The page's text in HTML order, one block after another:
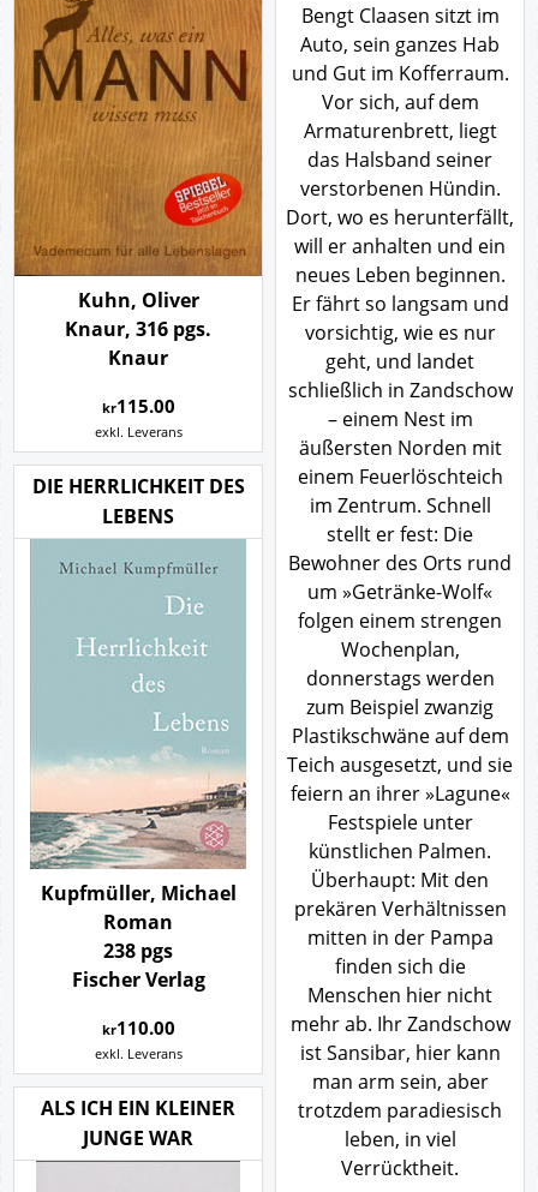
Bengt Claasen sitzt im
Auto, sein ganzes Hab
und Gut im Kofferraum.
Vor sich, auf dem
Armaturenbrett, liegt
das Halsband seiner
verstorbenen Hündin.
Dort, wo es herunterfällt,
will er anhalten und ein
neues Leben beginnen.
Er fährt so langsam und
vorsichtig, wie es nur
geht, und landet
schließlich in Zandschow
– einem Nest im
äußersten Norden mit
einem Feuerlöschteich
im Zentrum. Schnell
stellt er fest: Die
Bewohner des Orts rund
um »Getränke-Wolf«
folgen einem strengen
Wochenplan,
donnerstags werden
zum Beispiel zwanzig
Plastikschwäne auf dem
Teich ausgesetzt, und sie
feiern an ihrer »Lagune«
Festspiele unter
künstlichen Palmen.
Überhaupt: Mit den
prekären Verhältnissen
mitten in der Pampa
finden sich die
Menschen hier nicht
mehr ab. Ihr Zandschow
ist Sansibar, hier kann
man arm sein, aber
trotzdem paradiesisch
leben, in viel
Verrücktheit.
Kuhn, Oliver
Knaur, 316 pgs.
Knaur
kr115.00
exkl. Leverans
DIE HERRLICHKEIT DES
LEBENS
Kupfmüller, Michael
Roman
238 pgs
Fischer Verlag
kr110.00
exkl. Leverans
ALS ICH EIN KLEINER
JUNGE WAR